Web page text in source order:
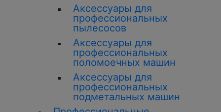
Аксессуары для
профессиональных
пылесосов
Аксессуары для
профессиональных
поломоечных машин
Аксессуары для
профессиональных
подметальных машин